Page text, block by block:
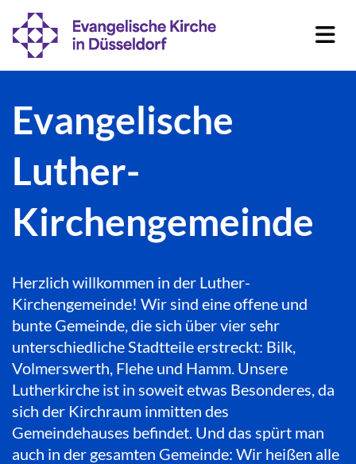
Evangelische
Luther-
Kirchengemeinde
Herzlich willkommen in der Luther-
Kirchengemeinde! Wir sind eine offene und
bunte Gemeinde, die sich über vier sehr
unterschiedliche Stadtteile erstreckt: Bilk,
Volmerswerth, Flehe und Hamm. Unsere
Lutherkirche ist in soweit etwas Besonderes, da
sich der Kirchraum inmitten des
Gemeindehauses befindet. Und das spürt man
auch in der gesamten Gemeinde: Wir heißen alle